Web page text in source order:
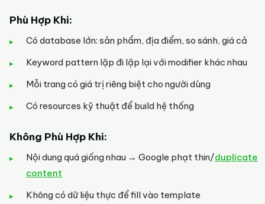
Phù Hợp Khi:
Có database lớn: sản phẩm, địa điểm, so sánh, giá cả
Keyword pattern lặp đi lặp lại với modifier khác nhau
Mỗi trang có giá trị riêng biệt cho người dùng
Có resources kỹ thuật để build hệ thống
Không Phù Hợp Khi:
Nội dung quá giống nhau → Google phạt thin/duplicate
content
Không có dữ liệu thực để fill vào template